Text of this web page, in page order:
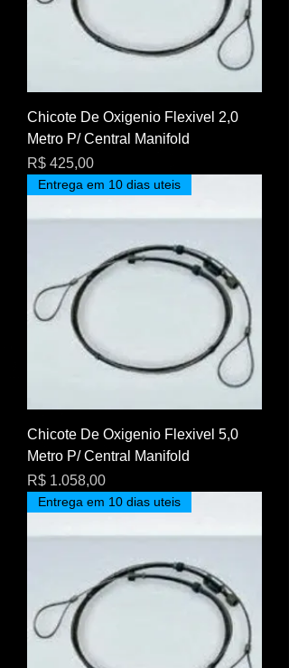
Chicote De Oxigenio Flexivel 2,0
Metro P/ Central Manifold
Preço
R$ 425,00
Entrega em 10 dias uteis
Chicote De Oxigenio Flexivel 5,0
Metro P/ Central Manifold
Preço
R$ 1.058,00
Entrega em 10 dias uteis